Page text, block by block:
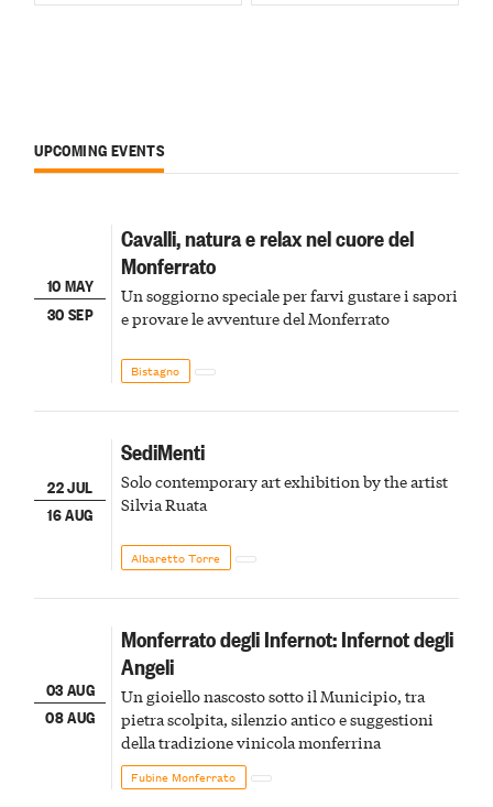
UPCOMING EVENTS
10 MAY
30 SEP
Cavalli, natura e relax nel cuore del
Monferrato
Un soggiorno speciale per farvi gustare i sapori
e provare le avventure del Monferrato
Bistagno
22 JUL
16 AUG
SediMenti
Solo contemporary art exhibition by the artist
Silvia Ruata
Albaretto Torre
03 AUG
08 AUG
Monferrato degli Infernot: Infernot degli
Angeli
Un gioiello nascosto sotto il Municipio, tra
pietra scolpita, silenzio antico e suggestioni
della tradizione vinicola monferrina
Fubine Monferrato